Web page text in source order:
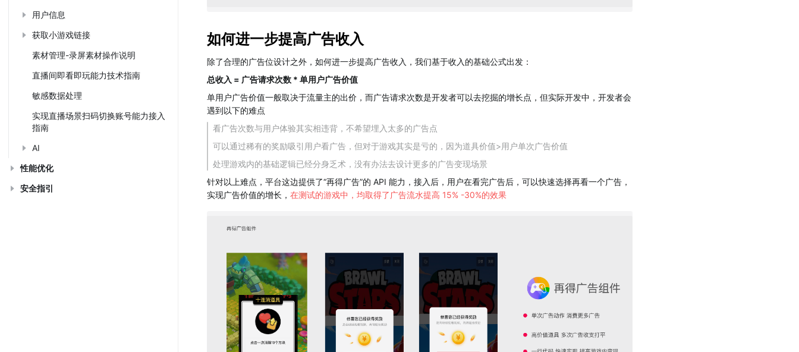
用户信息
获取小游戏链接
素材管理-录屏素材操作说明
直播间即看即玩能力技术指南
敏感数据处理
实现直播场景扫码切换账号能力接入
指南
AI
性能优化
安全指引
如何进一步提高广告收入
除了合理的广告位设计之外，如何进一步提高广告收入，我们基于收入的基础公式出发：
总收入 = 广告请求次数 * 单用户广告价值
单用户广告价值一般取决于流量主的出价，而广告请求次数是开发者可以去挖掘的增长点，但实际开发中，开发者会
遇到以下的难点
看广告次数与用户体验其实相违背，不希望埋入太多的广告点
可以通过稀有的奖励吸引用户看广告，但对于游戏其实是亏的，因为道具价值>用户单次广告价值
处理游戏内的基础逻辑已经分身乏术，没有办法去设计更多的广告变现场景
针对以上难点，平台这边提供了“再得广告”的 API 能力，接入后，用户在看完广告后，可以快速选择再看一个广告，
实现广告价值的增长， 在测试的游戏中，均取得了广告流水提高 15% -30%的效果